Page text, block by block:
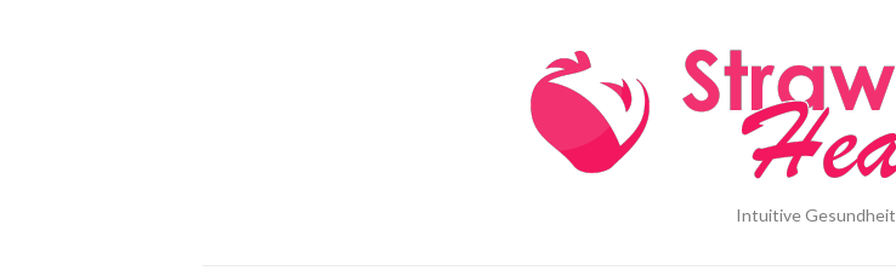
Intuitive Gesundheit